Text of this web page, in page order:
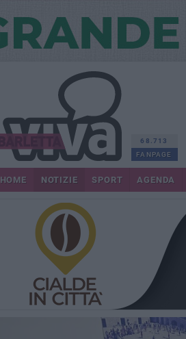
68.713
FANPAGE
HOME NOTIZIE SPORT AGENDA